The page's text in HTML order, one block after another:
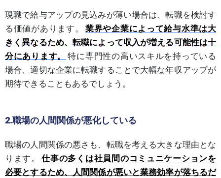
現職で給与アップの見込みが薄い場合は、転職を検討す
る価値があります。
業界や企業によって給与水準は大
きく異なるため、転職によって収入が増える可能性は十
分にあります。
特に専門性の高いスキルを持っている
場合、適切な企業に転職することで大幅な年収アップが
期待できることもあるでしょう。
2.職場の人間関係が悪化している
職場の人間関係の悪さも、転職を考える大きな理由とな
ります。
仕事の多くは社員間のコミュニケーションを
必要とするため、人間関係が悪いと業務効率が落ちるだ